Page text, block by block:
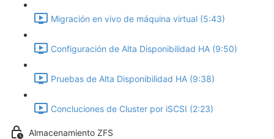
Migración en vivo de máquina virtual (5:43)
Configuración de Alta Disponibilidad HA (9:50)
Pruebas de Alta Disponibilidad HA (9:38)
Concluciones de Cluster por iSCSI (2:23)
Almacenamiento ZFS